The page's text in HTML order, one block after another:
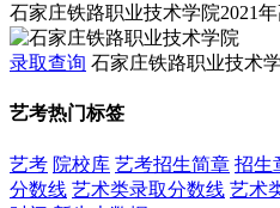
石家庄铁路职业技术学院2021
录取查询 石家庄铁路职业技术
艺考热门标签
艺考 院校库 艺考招生简章 招生
分数线 艺术类录取分数线 艺术